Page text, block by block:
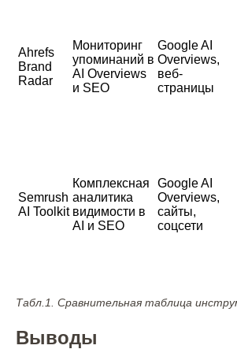
Ahrefs
Brand
Radar
Мониторинг
упоминаний в
AI Overviews
и SEO
Google AI
Overviews,
веб-
страницы
Semrush
AI Toolkit
Комплексная
аналитика
видимости в
AI и SEO
Google AI
Overviews,
сайты,
соцсети
Табл.1. Сравнительная таблица
Выводы